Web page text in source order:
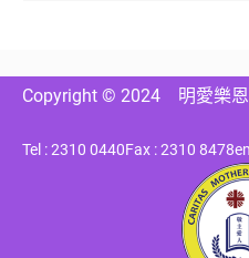
Copyright © 2024 明愛樂
Tel : 2310 0440Fax : 2310 8478